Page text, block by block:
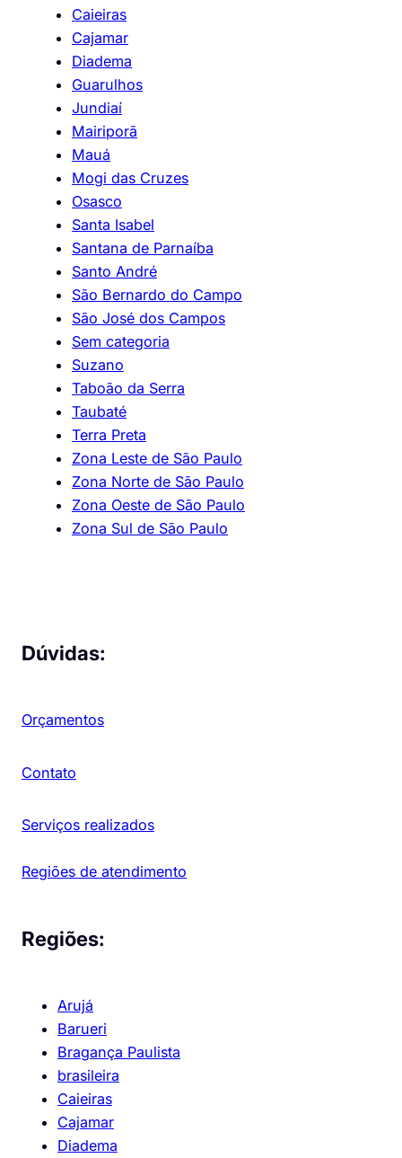
Caieiras
Cajamar
Diadema
Guarulhos
Jundiaí
Mairiporã
Mauá
Mogi das Cruzes
Osasco
Santa Isabel
Santana de Parnaíba
Santo André
São Bernardo do Campo
São José dos Campos
Sem categoria
Suzano
Taboão da Serra
Taubaté
Terra Preta
Zona Leste de São Paulo
Zona Norte de São Paulo
Zona Oeste de São Paulo
Zona Sul de São Paulo
Dúvidas:
Orçamentos
Contato
Serviços realizados
Regiões de atendimento
Regiões:
Arujá
Barueri
Bragança Paulista
brasileira
Caieiras
Cajamar
Diadema